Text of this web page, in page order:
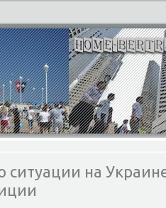
ситуации на